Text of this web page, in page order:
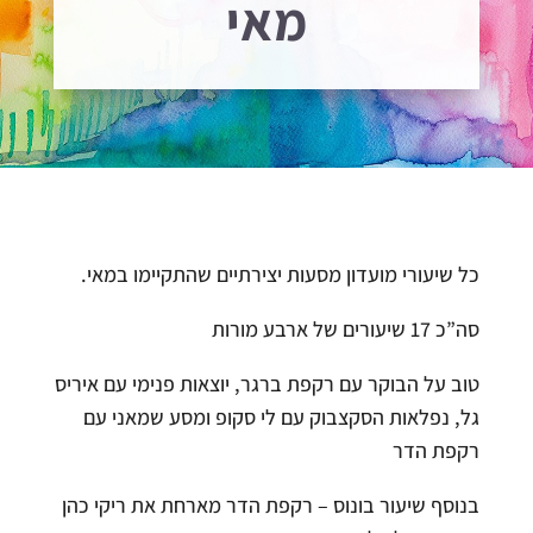
מאי
כל שיעורי מועדון מסעות יצירתיים שהתקיימו במאי.
סה”כ 17 שיעורים של ארבע מורות
טוב על הבוקר עם רקפת ברגר, יוצאות פנימי עם איריס
גל, נפלאות הסקצבוק עם לי סקופ ומסע שמאני עם
רקפת הדר
בנוסף שיעור בונוס – רקפת הדר מארחת את ריקי כהן